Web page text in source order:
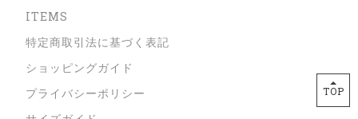
TOP
ITEMS
特定商取引法に基づく表記
ショッピングガイド
プライバシーポリシー